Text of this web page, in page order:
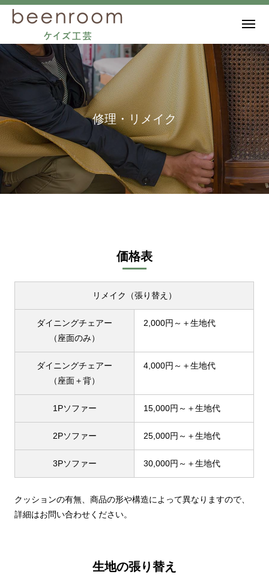
修理・リメイク
価格表
リメイク（張り替え）
ダイニングチェアー
（座面のみ）
2,000円～＋生地代
ダイニングチェアー
（座面＋背）
4,000円～＋生地代
1Pソファー 15,000円～＋生地代
2Pソファー 25,000円～＋生地代
3Pソファー 30,000円～＋生地代
クッションの有無、商品の形や構造によって異なりますので、
詳細はお問い合わせください。
生地の張り替え